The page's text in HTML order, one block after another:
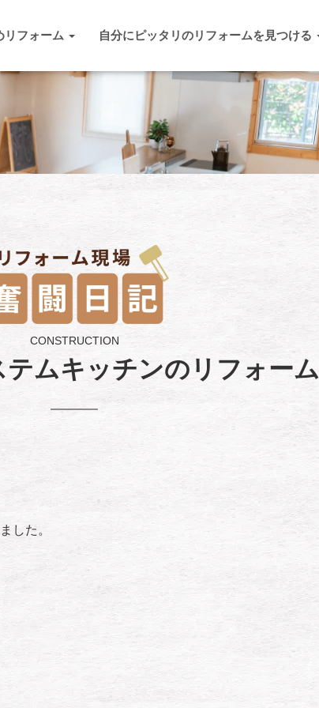
リフォーム 自分にピッタリのリフォームを見つける
ムキッチンのリフォーム
CONSTRUCTION
した。